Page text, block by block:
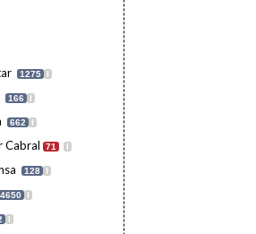
1275 I
166 I
662 I
Cabral 71 I
128 I
4650 I
I